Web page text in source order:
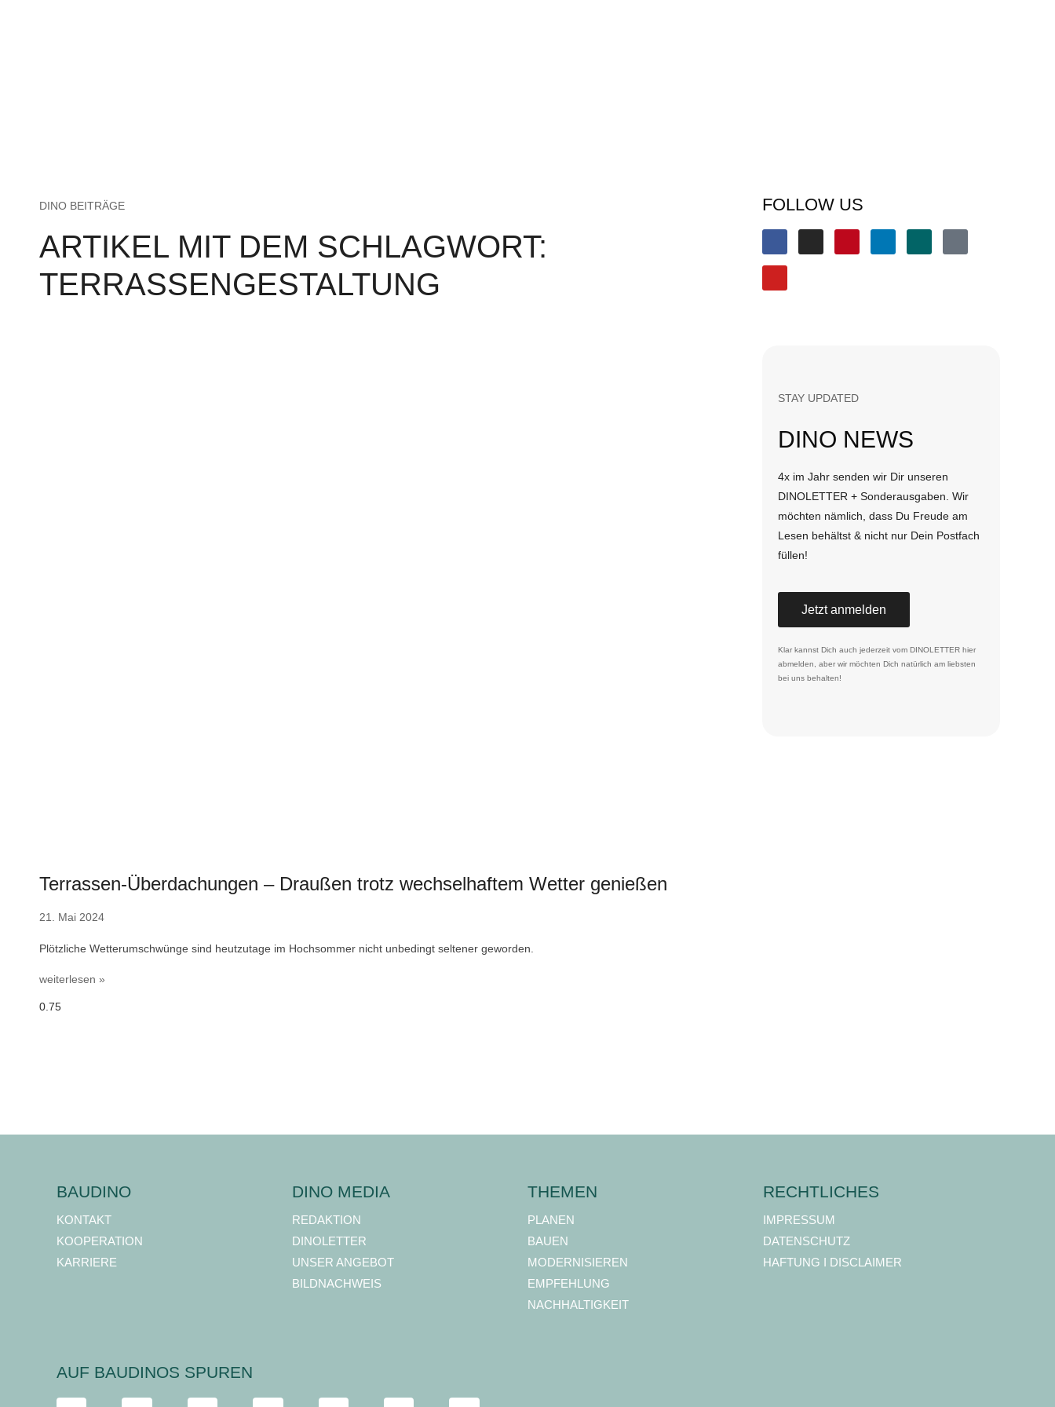
DINO BEITRÄGE
ARTIKEL MIT DEM SCHLAGWORT:
TERRASSENGESTALTUNG
Terrassen-Überdachungen – Draußen trotz wechselhaftem Wetter genießen
21. Mai 2024
Plötzliche Wetterumschwünge sind heutzutage im Hochsommer nicht unbedingt seltener geworden.
weiterlesen »
FOLLOW US
STAY UPDATED
DINO NEWS
4x im Jahr senden wir Dir unseren
DINOLETTER + Sonderausgaben. Wir
möchten nämlich, dass Du Freude am
Lesen behältst & nicht nur Dein Postfach
füllen!
Jetzt anmelden
Klar kannst Dich auch jederzeit vom DINOLETTER hier
abmelden, aber wir möchten Dich natürlich am liebsten
bei uns behalten!
BAUDINO
KONTAKT
KOOPERATION
KARRIERE
DINO MEDIA
REDAKTION
DINOLETTER
UNSER ANGEBOT
BILDNACHWEIS
THEMEN
PLANEN
BAUEN
MODERNISIEREN
EMPFEHLUNG
NACHHALTIGKEIT
RECHTLICHES
IMPRESSUM
DATENSCHUTZ
HAFTUNG I DISCLAIMER
AUF BAUDINOS SPUREN